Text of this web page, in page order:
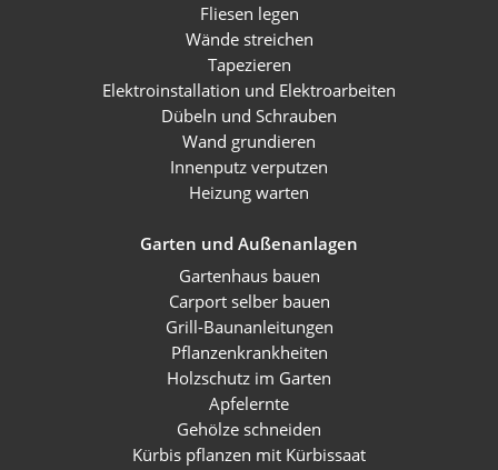
Fliesen legen
Wände streichen
Tapezieren
Elektroinstallation und Elektroarbeiten
Dübeln und Schrauben
Wand grundieren
Innenputz verputzen
Heizung warten
Garten und Außenanlagen
Gartenhaus bauen
Carport selber bauen
Grill-Baunanleitungen
Pflanzenkrankheiten
Holzschutz im Garten
Apfelernte
Gehölze schneiden
Kürbis pflanzen mit Kürbissaat